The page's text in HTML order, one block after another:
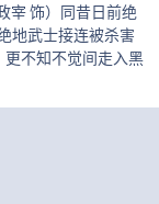
宰 饰）同昔日前绝
地武士接连被杀害
不知不觉间走入黑